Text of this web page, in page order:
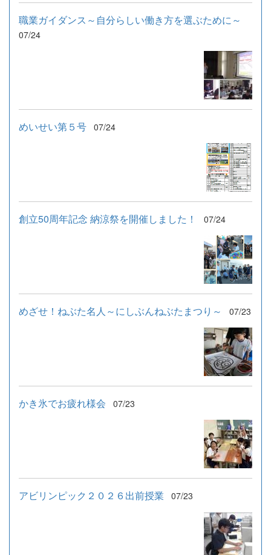
職業ガイダンス～自分らしい働き方を選ぶために～
07/24
めいせい第５号 07/24
創立50周年記念 納涼祭を開催しました！ 07/24
めざせ！ねぶた名人～にしぶんねぶたまつり～ 07/23
かき氷でお疲れ様会 07/23
アビリンピック２０２６出前授業 07/23